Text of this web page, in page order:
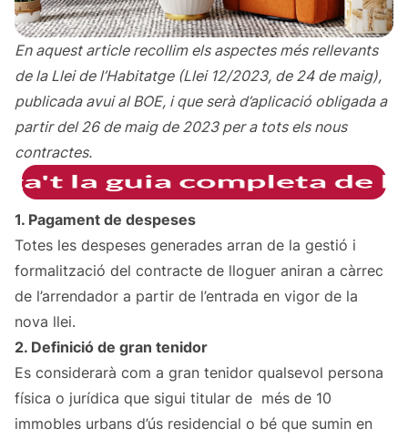
En aquest article recollim els aspectes més rellevants
de la Llei de l’Habitatge (Llei 12/2023, de 24 de maig),
publicada avui al BOE, i que serà d’aplicació obligada a
partir del 26 de maig de 2023 per a tots els nous
contractes.
1. Pagament de despeses
Totes les despeses generades arran de la gestió i
formalització del contracte de lloguer aniran a càrrec
de l’arrendador a partir de l’entrada en vigor de la
nova llei.
2. Definició de gran tenidor
Es considerarà com a gran tenidor qualsevol persona
física o jurídica que sigui titular de més de 10
immobles urbans d’ús residencial o bé que sumin en